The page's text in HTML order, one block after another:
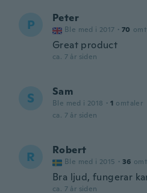
P Peter
Ble med i 2017 · 70
Great product
ca. 7 år siden
S Sam
Ble med i 2018 · 1 omtaler
ca. 7 år siden
R Robert
Ble med i 2015 · 36
Bra ljud, fungerar
ca. 7 år siden